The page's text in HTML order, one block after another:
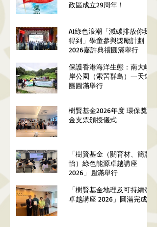
政區成立29周年！
AI綠色浪潮「減碳排放你我做
得到」學童參與獎勵計劃
2026嘉許典禮圓滿舉行
保護香港海洋生態：南大嶼海
岸公園（索罟群島）一天遊學
團圓滿舉行
樹賢基金2026年度 環保獎學
金支票頒授儀式
「樹賢基金（關育材、簡慧
怡）綠色能源卓越講座
2026」圓滿舉行
「樹賢基金地理及可持續發展
卓越講座 2026」圓滿完成